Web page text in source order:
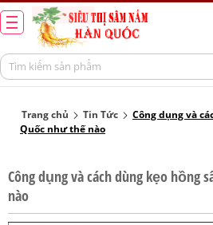
Trang chủ Tin Tức
Công dụng và
Quốc như thế nào
Công dụng và cách dùng kẹo hồng
nào